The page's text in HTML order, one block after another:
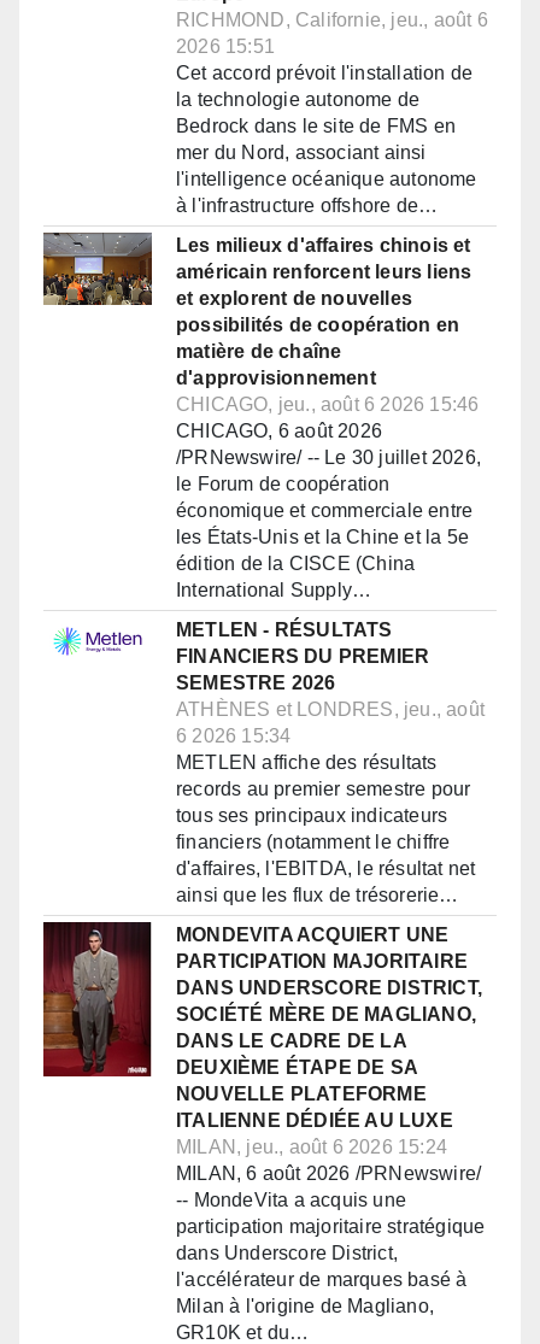
RICHMOND, Californie, jeu., août 6
2026 15:51
Cet accord prévoit l'installation de
la technologie autonome de
Bedrock dans le site de FMS en
mer du Nord, associant ainsi
l'intelligence océanique autonome
à l'infrastructure offshore de…
Les milieux d'affaires chinois et
américain renforcent leurs liens
et explorent de nouvelles
possibilités de coopération en
matière de chaîne
d'approvisionnement
CHICAGO, jeu., août 6 2026 15:46
CHICAGO, 6 août 2026
/PRNewswire/ -- Le 30 juillet 2026,
le Forum de coopération
économique et commerciale entre
les États-Unis et la Chine et la 5e
édition de la CISCE (China
International Supply…
METLEN - RÉSULTATS
FINANCIERS DU PREMIER
SEMESTRE 2026
ATHÈNES et LONDRES, jeu., août
6 2026 15:34
METLEN affiche des résultats
records au premier semestre pour
tous ses principaux indicateurs
financiers (notamment le chiffre
d'affaires, l'EBITDA, le résultat net
ainsi que les flux de trésorerie…
MONDEVITA ACQUIERT UNE
PARTICIPATION MAJORITAIRE
DANS UNDERSCORE DISTRICT,
SOCIÉTÉ MÈRE DE MAGLIANO,
DANS LE CADRE DE LA
DEUXIÈME ÉTAPE DE SA
NOUVELLE PLATEFORME
ITALIENNE DÉDIÉE AU LUXE
MILAN, jeu., août 6 2026 15:24
MILAN, 6 août 2026 /PRNewswire/
-- MondeVita a acquis une
participation majoritaire stratégique
dans Underscore District,
l'accélérateur de marques basé à
Milan à l'origine de Magliano,
GR10K et du…